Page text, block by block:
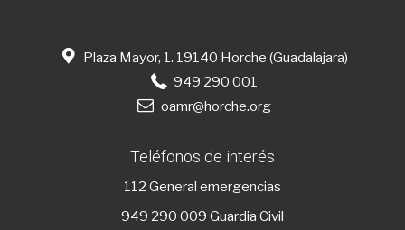
Plaza Mayor, 1. 19140 Horche (Guadalajara)
949 290 001
oamr@horche.org
Teléfonos de interés
112 General emergencias
949 290 009 Guardia Civil